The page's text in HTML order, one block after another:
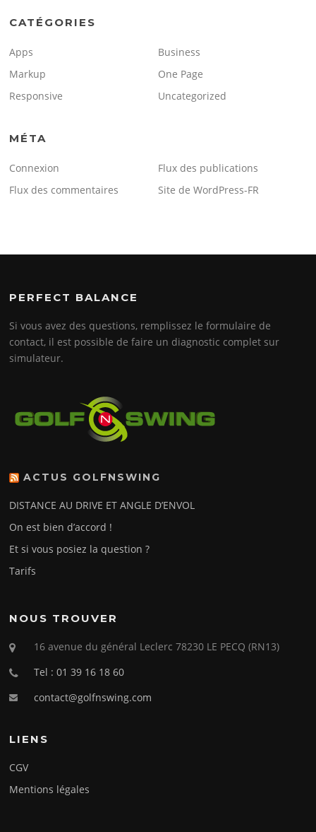
CATÉGORIES
Apps
Business
Markup
One Page
Responsive
Uncategorized
MÉTA
Connexion
Flux des publications
Flux des commentaires
Site de WordPress-FR
PERFECT BALANCE
Si vous avez des questions, remplissez le formulaire de
contact, il est possible de faire un diagnostic complet sur
simulateur.
ACTUS GOLFNSWING
DISTANCE AU DRIVE ET ANGLE D’ENVOL
On est bien d’accord !
Et si vous posiez la question ?
Tarifs
NOUS TROUVER
16 avenue du général Leclerc 78230 LE PECQ (RN13)
Tel : 01 39 16 18 60
contact@golfnswing.com
LIENS
CGV
Mentions légales